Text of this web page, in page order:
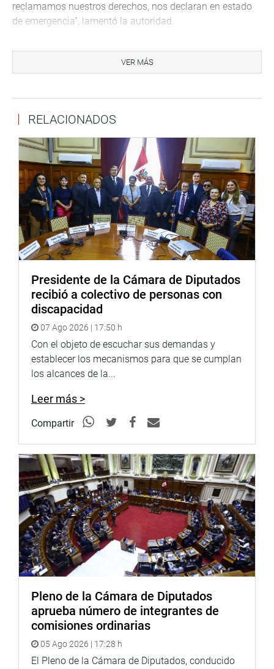
reclamamos nuestros derechos, nos declaran en estado
de emergencia”, lamentó la autoridad.
Defensa de los intereses de Challhuahuacho, indicó que
también reclaman por la modificatoria del estudio de
por el gobierno central.
El dirigente también cuestionó las razones por las
que se declaró en emergencia dictada en agosto último
en el distrito apurimeño.
“El proyecto minero Las Bambas está instalado en
nuestro distrito, pero nosotros seguimos en la extrema
pobreza, no hay desarrollo, no tenemos hospitales. Es
mucha indignación la que sentimos, queremos justicia”,
concluyó.
CENTRO DE NOTICIAS
PRENSA-CONGRESO 16-1-18
Puede encontrar más información en nuestra página web
y redes sociales.
http://www4.congreso.gob.pe/heraldo/index.asp
http://www.congreso.gob.pe/
Facebook:https://goo.gl/s5t7XN
Twitter:https://goo.gl/iMywRR
YouTube:https://goo.gl/VBXBNk
Soundcloud:https://soundcloud.com/radiocongreso
Sistema de Archivo Fotográfico:
fotografia.congreso.gob.pe
VER MÁS
RELACIONADOS
Presidente de la Cámara de Diputados
recibió a colectivo de personas con
discapacidad
07 Ago 2026 | 17:50 h
Con el objeto de escuchar sus demandas y
establecer los mecanismos para que se cumplan
los alcances de la...
Leer más >
Compartir
Pleno de la Cámara de Diputados
aprueba número de integrantes de
comisiones ordinarias
05 Ago 2026 | 17:28 h
El Pleno de la Cámara de Diputados, conducido